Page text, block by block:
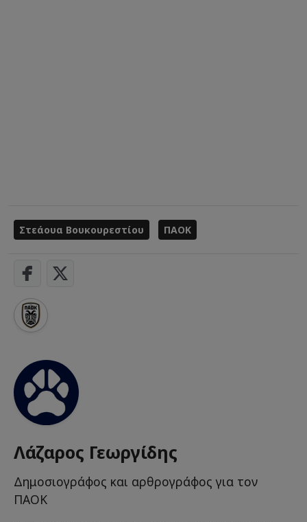
Στεάουα Βουκουρεστίου ΠΑΟΚ
Λάζαρος Γεωργίδης
Δημοσιογράφος και αρθρογράφος για τον
ΠΑΟΚ